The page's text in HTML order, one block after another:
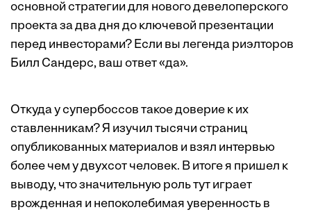
основной стратегии для нового девелоперского
проекта за два дня до ключевой презентации
перед инвесторами? Если вы легенда риэлторов
Билл Сандерс, ваш ответ «да».
Откуда у супербоссов такое доверие к их
ставленникам? Я изучил тысячи страниц
опубликованных материалов и взял интервью
более чем у двухсот человек. В итоге я пришел к
выводу, что значительную роль тут играет
врожденная и непоколебимая уверенность в